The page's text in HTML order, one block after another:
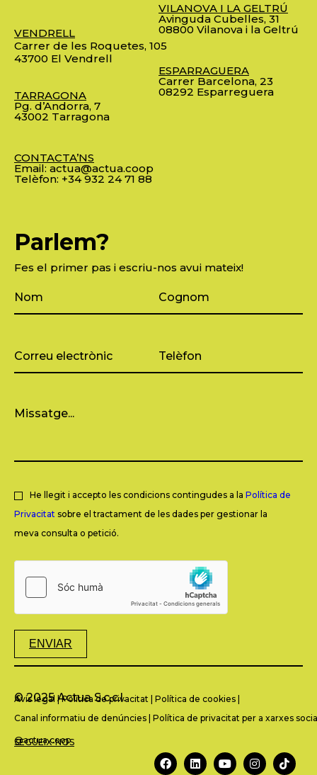
VENDRELL
Carrer de les Roquetes, 105
43700 El Vendrell
TARRAGONA
Pg. d’Andorra, 7
43002 Tarragona
CONTACTA’NS
Email: actua@actua.coop
Telèfon: +34 932 24 71 88
VILANOVA I LA GELTRÚ
Avinguda Cubelles, 31
08800 Vilanova i la Geltrú
ESPARRAGUERA
Carrer Barcelona, 23
08292 Esparreguera
Parlem?
Fes el primer pas i escriu-nos avui mateix!
He llegit i accepto les condicions contingudes a la Política de
Privacitat sobre el tractament de les dades per gestionar la
meva consulta o petició.
ENVIAR
© 2025 Actua S.c.c.l.
Avís legal |Política de privacitat Política de cookies
Canal informatiu de denúncies Política de privacitat per a xarxes
SEGUEIX-NOS
@actua.coop